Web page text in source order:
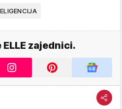
zajednici.